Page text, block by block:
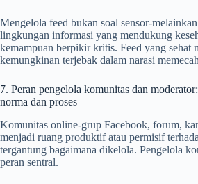
Mengelola feed bukan soal sensor-
lingkungan informasi yang mendukung
kemampuan berpikir kritis. Feed yang sehat
kemungkinan terjebak dalam narasi
7. Peran pengelola komunitas dan
norma dan proses
Komunitas online-grup Facebook, forum,
menjadi ruang produktif atau permisif
tergantung bagaimana dikelola. Pengelola
peran sentral.